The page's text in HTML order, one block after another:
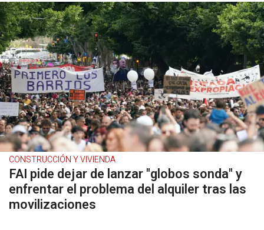
CONSTRUCCIÓN Y VIVIENDA
FAI pide dejar de lanzar "globos sonda" y
enfrentar el problema del alquiler tras las
movilizaciones